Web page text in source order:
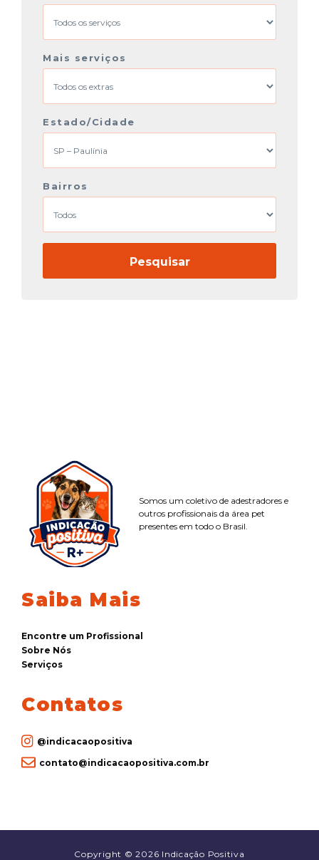
Mais serviços
Estado/Cidade
Bairros
Somos um coletivo de adestradores e
outros profissionais da área pet
presentes em todo o Brasil.
Saiba Mais
Encontre um Profissional
Sobre Nós
Serviços
Contatos
@indicacaopositiva
contato@indicacaopositiva.com.br
Copyright © 2026 Indicação Positiva